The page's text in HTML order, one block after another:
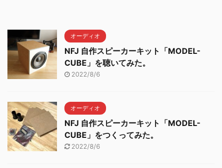
オーディオ
NFJ 自作スピーカーキット「MODEL-
CUBE」を聴いてみた。
2022/8/6
オーディオ
NFJ 自作スピーカーキット「MODEL-
CUBE」をつくってみた。
2022/8/6